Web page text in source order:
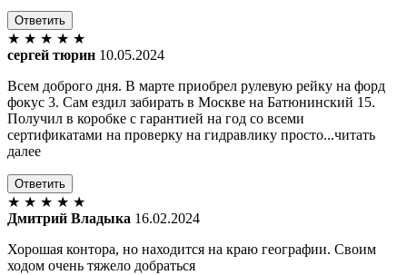
Ответить
★ ★ ★ ★ ★
сергей тюрин 10.05.2024
Всем доброго дня. В марте приобрел рулевую рейку на форд
фокус 3. Сам ездил забирать в Москве на Батюнинский 15.
Получил в коробке с гарантией на год со всеми
сертификатами на проверку на гидравлику просто...читать
далее
Ответить
★ ★ ★ ★ ★
Дмитрий Владыка 16.02.2024
Хорошая контора, но находится на краю географии. Своим
ходом очень тяжело добраться